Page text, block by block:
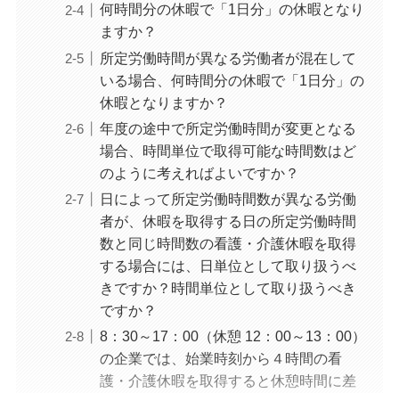
何時間分の休暇で「1日分」の休暇となり
ますか？
所定労働時間が異なる労働者が混在して
いる場合、何時間分の休暇で「1日分」の
休暇となりますか？
年度の途中で所定労働時間が変更となる
場合、時間単位で取得可能な時間数はど
のように考えればよいですか？
日によって所定労働時間数が異なる労働
者が、休暇を取得する日の所定労働時間
数と同じ時間数の看護・介護休暇を取得
する場合には、日単位として取り扱うべ
きですか？時間単位として取り扱うべき
ですか？
8：30～17：00（休憩 12：00～13：00）
の企業では、始業時刻から４時間の看
護・介護休暇を取得すると休憩時間に差